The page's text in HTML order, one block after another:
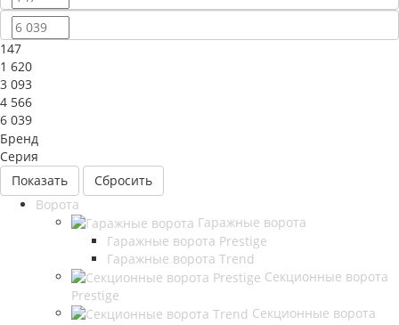
147
1 620
3 093
4 566
6 039
Бренд
Серия
Сбросить
Ворота
Гаражные ворота
Гаражные ворота Prestige
Гаражные ворота Trend
Секционные ворота
Prestige
Секционные ворота